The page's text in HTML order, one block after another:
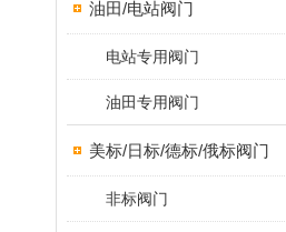
油田/电站阀门
电站专用阀门
油田专用阀门
美标/日标/德标/俄标阀门
非标阀门